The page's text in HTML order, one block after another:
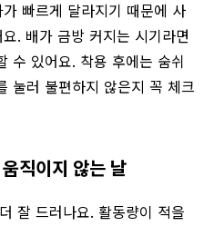
빠르게 달라지기 때문에 사
. 배가 금방 커지는 시기라면
수 있어요. 착용 후에는 숨쉬
눌러 불편하지 않은지 꼭 체크
직이지 않는 날
잘 드러나요. 활동량이 적을